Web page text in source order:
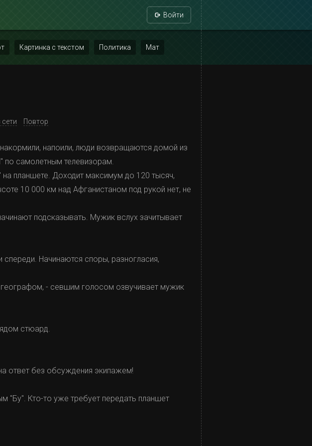
Войти
Картинка с текстом Политика Мат
сети Повтор
напоили, люди возвращаются домой из
по самолетным телевизорам.
планшете. Доходит максимум до 120 тысяч,
10 000 км над Афганистаном под рукой нет, не
подсказывать. Мужик вслух зачитывает
Начинаются споры, разногласия,
- севшим голосом озвучивает мужик
стюард.
ответ без обсуждения экипажем!
"Бу". Кто-то уже требует передать планшет